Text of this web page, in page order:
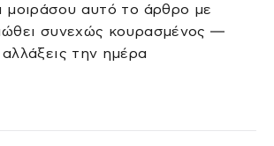
μοιράσου αυτό το άρθρο με
συνεχώς κουρασμένος —
την ημέρα